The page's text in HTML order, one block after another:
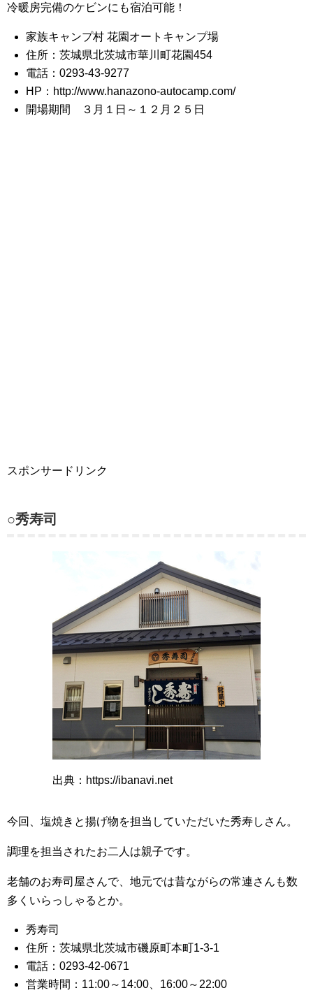
冷暖房完備のケビンにも宿泊可能！
家族キャンプ村 花園オートキャンプ場
住所：茨城県北茨城市華川町花園454
電話：0293-43-9277
HP：http://www.hanazono-autocamp.com/
開場期間 ３月１日～１２月２５日
スポンサードリンク
○秀寿司
出典：https://ibanavi.net
今回、塩焼きと揚げ物を担当していただいた秀寿しさん。
調理を担当されたお二人は親子です。
老舗のお寿司屋さんで、地元では昔ながらの常連さんも数
多くいらっしゃるとか。
秀寿司
住所：茨城県北茨城市磯原町本町1-3-1
電話：0293-42-0671
営業時間：11:00～14:00、16:00～22:00